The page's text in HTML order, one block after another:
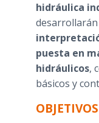
hidráulica
puesta en
hidráulicos,
básicos y
OBJETIVOS